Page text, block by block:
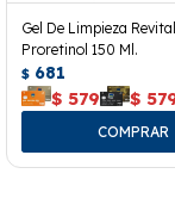
Gel De Limpieza
Proretinol 150 Ml.
$ 681
$ 579 $